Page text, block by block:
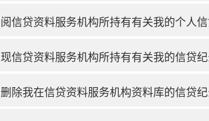
信贷资料服务机构所持有有关我的个人信
信贷资料服务机构所持有有关我的信贷
除我在信贷资料服务机构资料库的信贷纪